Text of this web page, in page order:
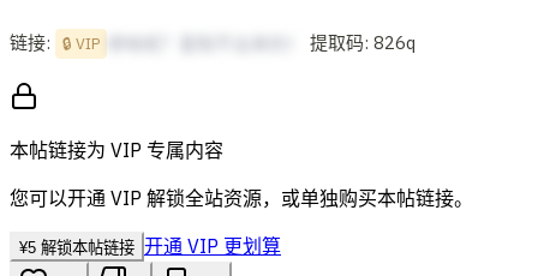
链接: 🔒 VIP 提取码: 826q
本帖链接为 VIP 专属内容
您可以开通 VIP 解锁全站资源，或单独购买本帖链接。
¥5 解锁本帖链接 开通 VIP 更划算